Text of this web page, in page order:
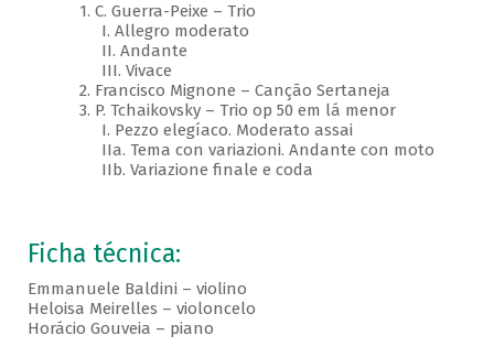
1. C. Guerra-Peixe – Trio
I. Allegro moderato
II. Andante
III. Vivace
2. Francisco Mignone – Canção Sertaneja
3. P. Tchaikovsky – Trio op 50 em lá menor
I. Pezzo elegíaco. Moderato assai
IIa. Tema con variazioni. Andante con moto
IIb. Variazione finale e coda
Ficha técnica:
Emmanuele Baldini – violino
Heloisa Meirelles – violoncelo
Horácio Gouveia – piano